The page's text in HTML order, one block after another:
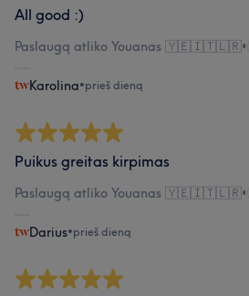
All good :)
Paslaugą atliko Youanas 🇾🇪🇮🇹🇱🇷•
Karolina•prieš dieną
Puikus greitas kirpimas
Paslaugą atliko Youanas 🇾🇪🇮🇹🇱🇷•
Darius•prieš dieną